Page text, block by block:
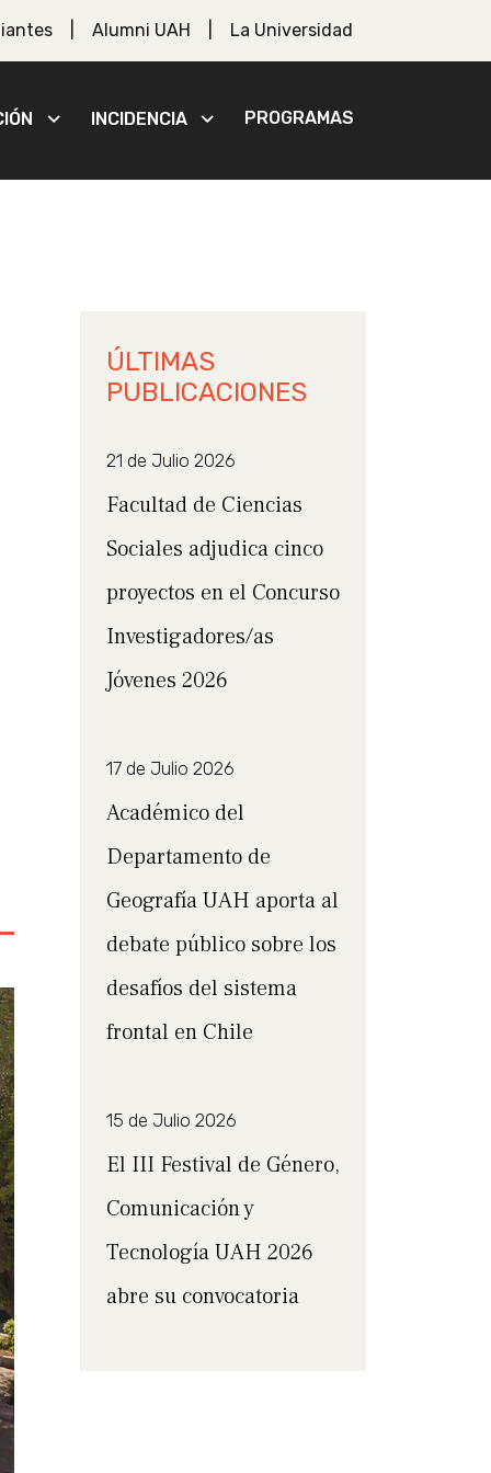
Alumni UAH La Universidad
INCIDENCIA PROGRAMAS
ÚLTIMAS
PUBLICACIONES
21 de Julio 2026
Facultad de Ciencias
Sociales adjudica cinco
proyectos en el Concurso
Investigadores/as
Jóvenes 2026
17 de Julio 2026
Académico del
Departamento de
Geografía UAH aporta al
debate público sobre los
desafíos del sistema
frontal en Chile
15 de Julio 2026
El III Festival de Género,
Comunicación y
Tecnología UAH 2026
abre su convocatoria